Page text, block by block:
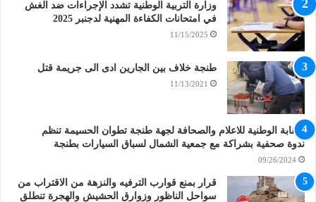
وزارة التربية الوطنية تشدد الإجراءات ضد الغش
في امتحانات الكفاءة المهنية لدجنبر 2025
11/15/2025
طنجة خلاف بين الجارين ادى الى جريمة قتل
11/13/2021
النقابة الوطنية للاعلام والصحافة لجهة طنجة تطوان الحسيمة تنظم
ندوة صحفية بشراكة مع جمعية الشمال لسباق السيارات بطنجة
09/26/2024
قرار بمنع قوارب الترفيه والنزهة من الاقتراب من
سواحل الناظور وزوارق الحشيش والهجرة تنطلق